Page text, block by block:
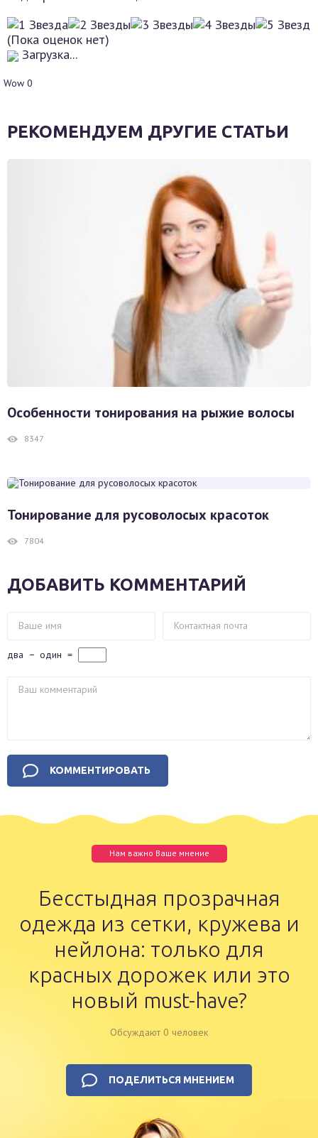
(Пока оценок нет)
Загрузка...
Wow 0
РЕКОМЕНДУЕМ ДРУГИЕ СТАТЬИ
Особенности тонирования на рыжие волосы
8347
Тонирование для русоволосых красоток
7804
ДОБАВИТЬ КОММЕНТАРИЙ
два − один =
Нам важно Ваше мнение
Бесстыдная прозрачная
одежда из сетки, кружева и
нейлона: только для
красных дорожек или это
новый must-have?
Обсуждают 0 человек
ПОДЕЛИТЬСЯ МНЕНИЕМ